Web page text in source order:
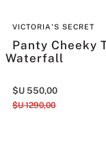
VICTORIA'S SECRET
Panty Cheeky
Waterfall
$U 550,00
$U 1290,00